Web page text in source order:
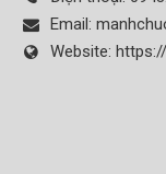
Email:
Website: